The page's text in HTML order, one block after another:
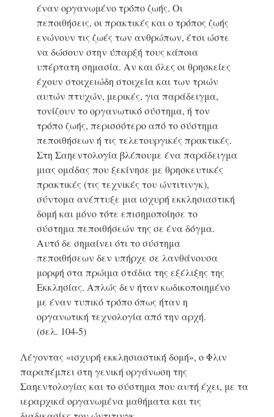
έναν οργανωμένο τρόπο ζωής. Οι
πεποιθήσεις, οι πρακτικές και ο τρόπος ζωής
ενώνουν τις ζωές των ανθρώπων, έτσι ώστε
να δώσουν στην ύπαρξή τους κάποια
υπέρτατη σημασία. Αν και όλες οι θρησκείες
έχουν στοιχειώδη στοιχεία και των τριών
αυτών πτυχών, μερικές, για παράδειγμα,
τονίζουν το οργανωτικό σύστημα, ή τον
τρόπο ζωής, περισσότερο από το σύστημα
πεποιθήσεων ή τις τελετουργικές πρακτικές.
Στη Σαηεντολογία βλέπουμε ένα παράδειγμα
μιας ομάδας που ξεκίνησε με θρησκευτικές
πρακτικές (τις τεχνικές του ώντιτινγκ),
σύντομα ανέπτυξε μια ισχυρή εκκλησιαστική
δομή και μόνο τότε επισημοποίησε το
σύστημα πεποιθήσεών της σε ένα δόγμα.
Αυτό δε σημαίνει ότι το σύστημα
πεποιθήσεων δεν υπήρχε σε λανθάνουσα
μορφή στα πρώιμα στάδια της εξέλιξης της
Εκκλησίας. Απλώς δεν ήταν κωδικοποιημένο
με έναν τυπικό τρόπο όπως ήταν η
οργανωτική τεχνολογία από την αρχή.
(σελ. 104-5)
Λέγοντας «ισχυρή εκκλησιαστική δομή», ο Φλιν
παραπέμπει στη γενική οργάνωση της
Σαηεντολογίας και το σύστημα που αυτή έχει, με τα
ιεραρχικά οργανωμένα μαθήματα και τις